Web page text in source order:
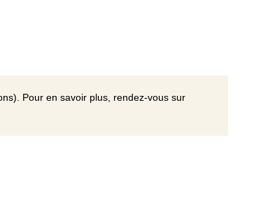
Pour en savoir plus, rendez-vous sur